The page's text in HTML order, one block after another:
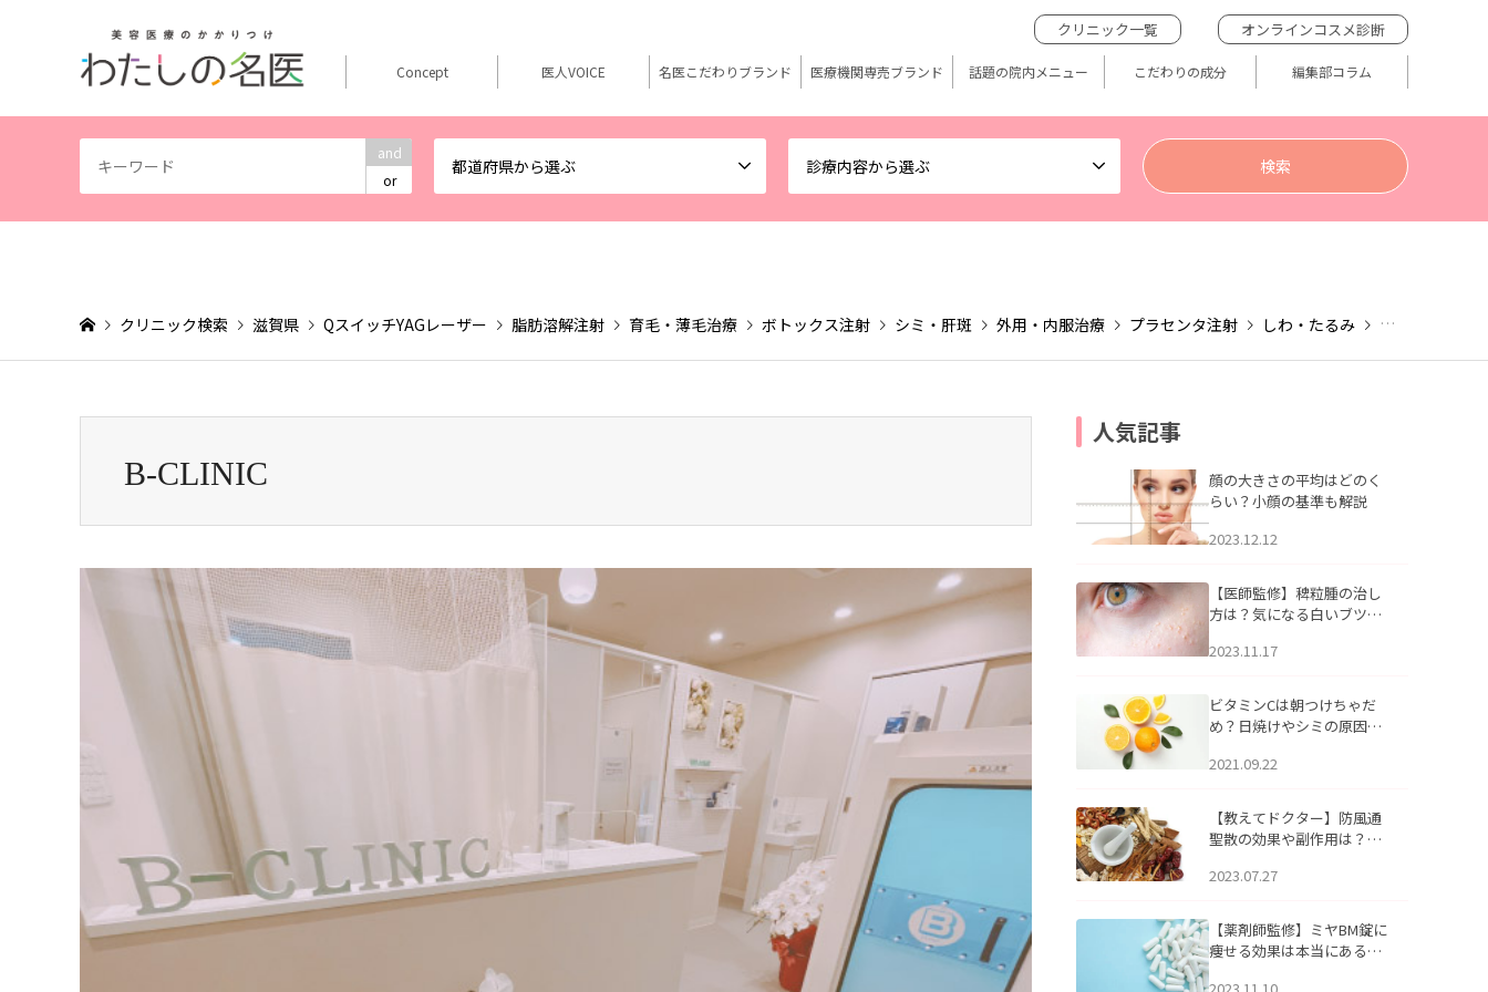
and
or
都道府県から選ぶ 診療内容から選ぶ
クリニック一覧 オンラインコスメ診断
Concept 医人VOICE 名医こだわりブランド 医療機関専売ブランド 話題の院内メニュー こだわりの成分 編集部コラム
クリニック検索 滋賀県 QスイッチYAGレーザー 脂肪溶解注射 育毛・薄毛治療 ボトックス注射 シミ・肝斑 外用・内服治療 プラセンタ注射 しわ・たるみ 高濃度ビタミ
B-CLINIC
人気記事
顔の大きさの平均はどのく
らい？小顔の基準も解説
2023.12.12
【医師監修】稗粒腫の治し
方は？気になる白いブツブ
アについて
2023.11.17
ビタミンCは朝つけちゃだ
め？日焼けやシミの原因に
2021.09.22
【教えてドクター】防風通
聖散の効果や副作用は？長
2023.07.27
【薬剤師監修】ミヤBM錠に
痩せる効果は本当にある